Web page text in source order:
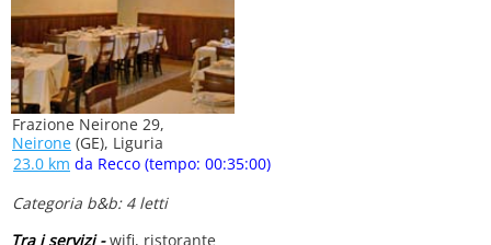
Frazione Neirone 29,
Neirone (GE), Liguria
23.0 km da Recco (tempo: 00:35:00)
Categoria b&b: 4 letti
Tra i servizi -wifi, ristorante